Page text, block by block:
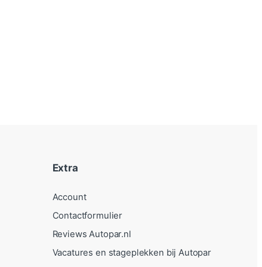
Extra
Account
Contactformulier
Reviews Autopar.nl
Vacatures en stageplekken bij Autopar